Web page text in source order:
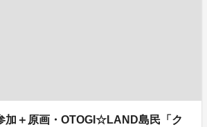
＋原画・OTOGI☆LAND島民「ク